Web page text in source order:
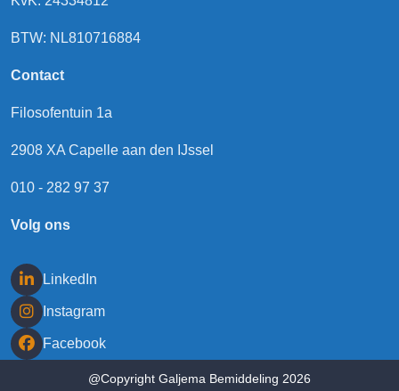
BTW: NL810716884
Contact
Filosofentuin 1a
2908 XA Capelle aan den IJssel
010 - 282 97 37
Volg ons
LinkedIn
Instagram
Facebook
@Copyright Galjema Bemiddeling 2026